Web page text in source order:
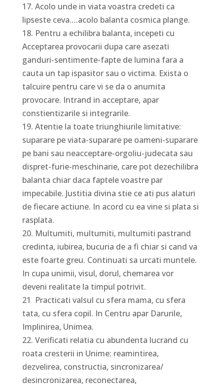
17. Acolo unde in viata voastra credeti ca
lipseste ceva….acolo balanta cosmica plange.
18. Pentru a echilibra balanta, incepeti cu
Acceptarea provocarii dupa care asezati
ganduri-sentimente-fapte de lumina fara a
cauta un tap ispasitor sau o victima. Exista o
talcuire pentru care vi se da o anumita
provocare. Intrand in acceptare, apar
constientizarile si integrarile.
19. Atentie la toate triunghiurile limitative:
suparare pe viata-suparare pe oameni-suparare
pe bani sau neacceptare-orgoliu-judecata sau
dispret-furie-meschinarie, care pot dezechilibra
balanta chiar daca faptele voastre par
impecabile. Justitia divina stie ce ati pus alaturi
de fiecare actiune. In acord cu ea vine si plata si
rasplata.
20. Multumiti, multumiti, multumiti pastrand
credinta, iubirea, bucuria de a fi chiar si cand va
este foarte greu. Continuati sa urcati muntele.
In cupa unimii, visul, dorul, chemarea vor
deveni realitate la timpul potrivit.
21 Practicati valsul cu sfera mama, cu sfera
tata, cu sfera copil. In Centru apar Darurile,
Implinirea, Unimea.
22. Verificati relatia cu abundenta lucrand cu
roata cresterii in Unime: reamintirea,
dezvelirea, constructia, sincronizarea/
desincronizarea, reconectarea,